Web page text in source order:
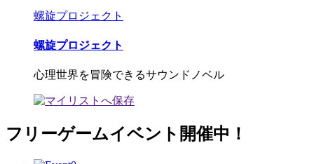
螺旋プロジェクト
螺旋プロジェクト
心理世界を冒険できるサウンドノベル
フリーゲームイベント開催中！